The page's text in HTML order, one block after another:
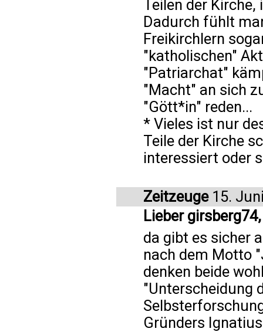
Teilen der
Dadurch fühlt
Freikirchlern
"katholischen"
"Patriarchat"
"Macht" an sich
"Gött*in" reden...
* Vieles ist nur
Teile der Kirche
interessiert oder
Zeitzeuge15.
Lieber
da gibt es sicher
nach dem Motto
denken beide
"Unterscheidung
Gründers